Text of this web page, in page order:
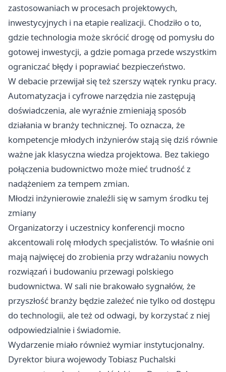
zastosowaniach w procesach projektowych,
inwestycyjnych i na etapie realizacji. Chodziło o to,
gdzie technologia może skrócić drogę od pomysłu do
gotowej inwestycji, a gdzie pomaga przede wszystkim
ograniczać błędy i poprawiać bezpieczeństwo.
W debacie przewijał się też szerszy wątek rynku pracy.
Automatyzacja i cyfrowe narzędzia nie zastępują
doświadczenia, ale wyraźnie zmieniają sposób
działania w branży technicznej. To oznacza, że
kompetencje młodych inżynierów stają się dziś równie
ważne jak klasyczna wiedza projektowa. Bez takiego
połączenia budownictwo może mieć trudność z
nadążeniem za tempem zmian.
Młodzi inżynierowie znaleźli się w samym środku tej
zmiany
Organizatorzy i uczestnicy konferencji mocno
akcentowali rolę młodych specjalistów. To właśnie oni
mają najwięcej do zrobienia przy wdrażaniu nowych
rozwiązań i budowaniu przewagi polskiego
budownictwa. W sali nie brakowało sygnałów, że
przyszłość branży będzie zależeć nie tylko od dostępu
do technologii, ale też od odwagi, by korzystać z niej
odpowiedzialnie i świadomie.
Wydarzenie miało również wymiar instytucjonalny.
Dyrektor biura wojewody Tobiasz Puchalski